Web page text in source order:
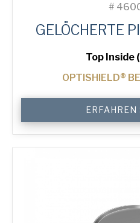
#
GELÖCHERTE
Top Inside
OPTISHIELD®
Pizza
Tray
Menge
ERFAHREN